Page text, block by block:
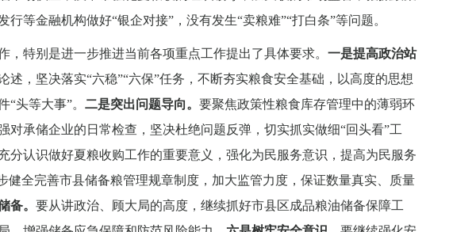
等金融机构做好“银企对接”，没有发生“卖粮难”“打白条”等问题。
特别是进一步推进当前各项重点工作提出了具体要求。 一是提高政治站
，坚决落实“六稳”“六保”任务，不断夯实粮食安全基础，以高度的思想
头等大事”。 二是突出问题导向。 要聚焦政策性粮食库存管理中的薄弱环
承储企业的日常检查，坚决杜绝问题反弹，切实抓实做细“回头看”工
分认识做好夏粮收购工作的重要意义，强化为民服务意识，提高为民服务
健全完善市县储备粮管理规章制度，加大监管力度，保证数量真实、质量
备。 要从讲政治、顾大局的高度，继续抓好市县区成品粮油储备保障工